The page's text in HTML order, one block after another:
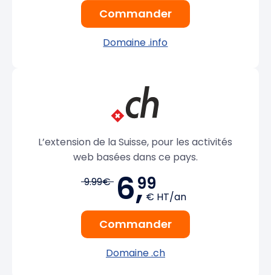
Commander
Domaine .info
L’extension de la Suisse, pour les activités
web basées dans ce pays.
9.99€ 6,99
€ HT/an
Commander
Domaine .ch